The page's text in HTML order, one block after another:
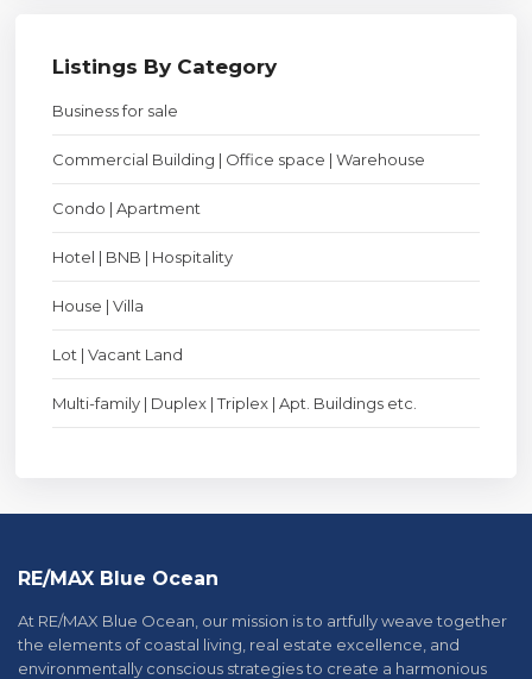
Listings By Category
Business for sale
Commercial Building | Office space | Warehouse
Condo | Apartment
Hotel | BNB | Hospitality
House | Villa
Lot | Vacant Land
Multi-family | Duplex | Triplex | Apt. Buildings etc.
RE/MAX Blue Ocean
At RE/MAX Blue Ocean, our mission is to artfully weave together
the elements of coastal living, real estate excellence, and
environmentally conscious strategies to create a harmonious